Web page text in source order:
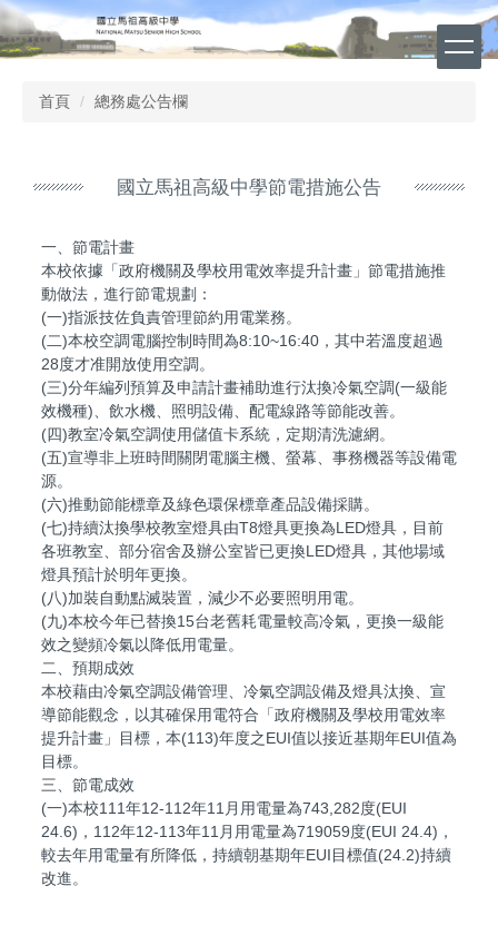
跳
到
主
首頁 總務處公告欄
國立馬祖高級中學節電措施公告
一、節電計畫
本校依據「政府機關及學校用電效率提升計畫」節電措施推
動做法，進行節電規劃：
(一)指派技佐負責管理節約用電業務。
(二)本校空調電腦控制時間為8:10~16:40，其中若溫度超過
28度才准開放使用空調。
(三)分年編列預算及申請計畫補助進行汰換冷氣空調(一級能
效機種)、飲水機、照明設備、配電線路等節能改善。
(四)教室冷氣空調使用儲值卡系統，定期清洗濾網。
(五)宣導非上班時間關閉電腦主機、螢幕、事務機器等設備電
源。
(六)推動節能標章及綠色環保標章產品設備採購。
(七)持續汰換學校教室燈具由T8燈具更換為LED燈具，目前
各班教室、部分宿舍及辦公室皆已更換LED燈具，其他場域
燈具預計於明年更換。
(八)加裝自動點滅裝置，減少不必要照明用電。
(九)本校今年已替換15台老舊耗電量較高冷氣，更換一級能
效之變頻冷氣以降低用電量。
二、預期成效
本校藉由冷氣空調設備管理、冷氣空調設備及燈具汰換、宣
導節能觀念，以其確保用電符合「政府機關及學校用電效率
提升計畫」目標，本(113)年度之EUI值以接近基期年EUI值為
目標。
三、節電成效
(一)本校111年12-112年11月用電量為743,282度(EUI
24.6)，112年12-113年11月用電量為719059度(EUI 24.4)，
較去年用電量有所降低，持續朝基期年EUI目標值(24.2)持續
改進。